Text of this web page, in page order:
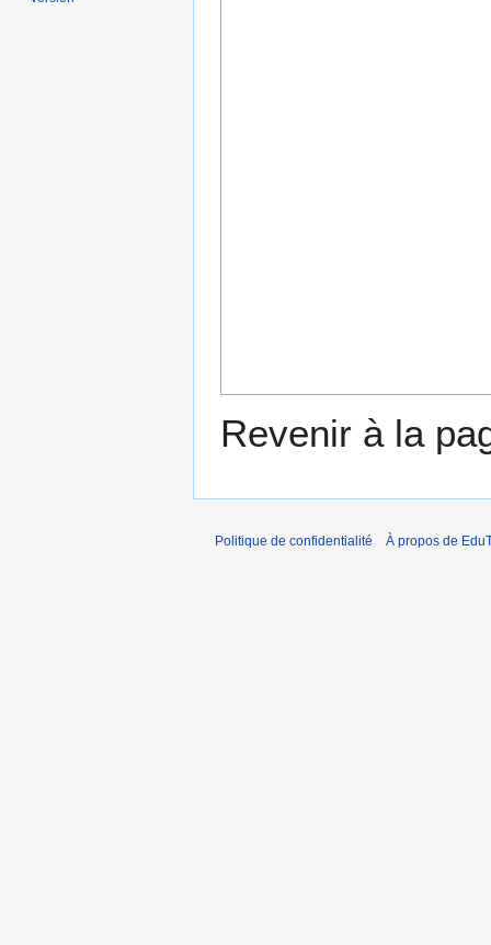
Revenir à la
Politique de confidentialité À propos de